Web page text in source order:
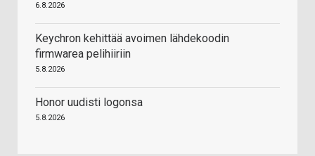
6.8.2026
Keychron kehittää avoimen lähdekoodin
firmwarea pelihiiriin
5.8.2026
Honor uudisti logonsa
5.8.2026